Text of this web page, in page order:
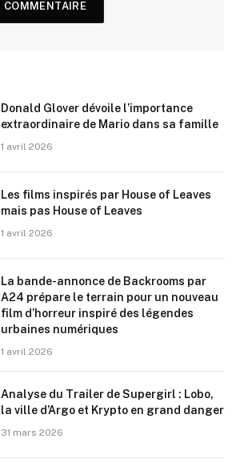
Donald Glover dévoile l’importance
extraordinaire de Mario dans sa famille
1 avril 2026
Les films inspirés par House of Leaves
mais pas House of Leaves
1 avril 2026
La bande-annonce de Backrooms par
A24 prépare le terrain pour un nouveau
film d’horreur inspiré des légendes
urbaines numériques
1 avril 2026
Analyse du Trailer de Supergirl : Lobo,
la ville d’Argo et Krypto en grand danger
31 mars 2026